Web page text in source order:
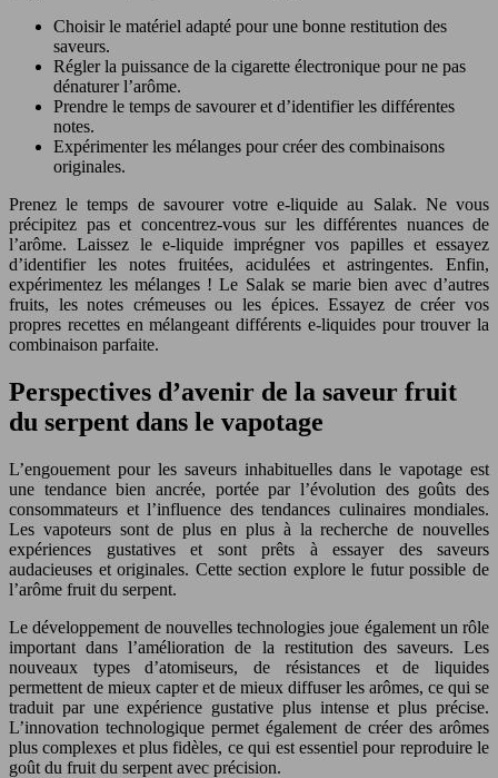
Choisir le matériel adapté pour une bonne restitution des
saveurs.
Régler la puissance de la cigarette électronique pour ne pas
dénaturer l’arôme.
Prendre le temps de savourer et d’identifier les différentes
notes.
Expérimenter les mélanges pour créer des combinaisons
originales.
Prenez le temps de savourer votre e-liquide au Salak. Ne vous
précipitez pas et concentrez-vous sur les différentes nuances de
l’arôme. Laissez le e-liquide imprégner vos papilles et essayez
d’identifier les notes fruitées, acidulées et astringentes. Enfin,
expérimentez les mélanges ! Le Salak se marie bien avec d’autres
fruits, les notes crémeuses ou les épices. Essayez de créer vos
propres recettes en mélangeant différents e-liquides pour trouver la
combinaison parfaite.
Perspectives d’avenir de la saveur fruit
du serpent dans le vapotage
L’engouement pour les saveurs inhabituelles dans le vapotage est
une tendance bien ancrée, portée par l’évolution des goûts des
consommateurs et l’influence des tendances culinaires mondiales.
Les vapoteurs sont de plus en plus à la recherche de nouvelles
expériences gustatives et sont prêts à essayer des saveurs
audacieuses et originales. Cette section explore le futur possible de
l’arôme fruit du serpent.
Le développement de nouvelles technologies joue également un rôle
important dans l’amélioration de la restitution des saveurs. Les
nouveaux types d’atomiseurs, de résistances et de liquides
permettent de mieux capter et de mieux diffuser les arômes, ce qui se
traduit par une expérience gustative plus intense et plus précise.
L’innovation technologique permet également de créer des arômes
plus complexes et plus fidèles, ce qui est essentiel pour reproduire le
goût du fruit du serpent avec précision.